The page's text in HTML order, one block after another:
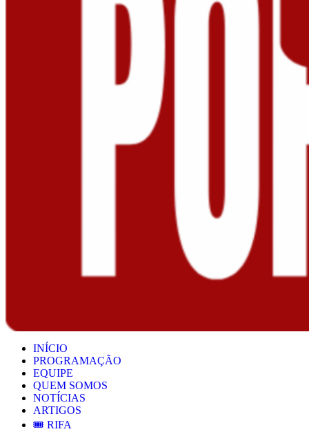
INÍCIO
PROGRAMAÇÃO
EQUIPE
QUEM SOMOS
NOTÍCIAS
ARTIGOS
🎟️ RIFA